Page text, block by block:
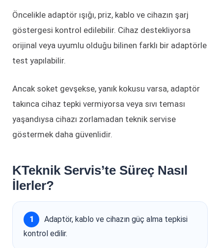
Öncelikle adaptör ışığı, priz, kablo ve cihazın şarj
göstergesi kontrol edilebilir. Cihaz destekliyorsa
orijinal veya uyumlu olduğu bilinen farklı bir adaptörle
test yapılabilir.
Ancak soket gevşekse, yanık kokusu varsa, adaptör
takınca cihaz tepki vermiyorsa veya sıvı teması
yaşandıysa cihazı zorlamadan teknik servise
göstermek daha güvenlidir.
KTeknik Servis’te Süreç Nasıl
İlerler?
Adaptör, kablo ve cihazın güç alma tepkisi
kontrol edilir.